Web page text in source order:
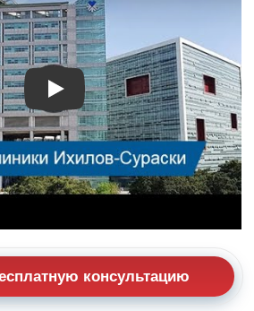
Видео о лечении
консультацию